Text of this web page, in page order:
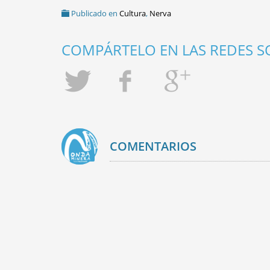
Publicado en Cultura, Nerva
COMPÁRTELO EN LAS REDES
COMENTARIOS